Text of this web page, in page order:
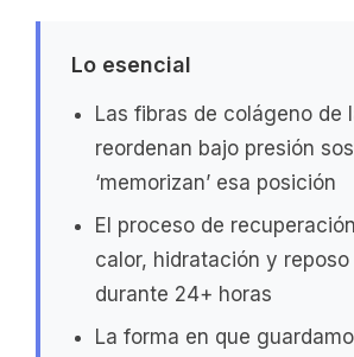
Lo esencial
Las fibras de colágeno de
reordenan bajo presión
‘memorizan’ esa posición
El proceso de
calor, hidratación y reposo
durante 24+ horas
La forma en que